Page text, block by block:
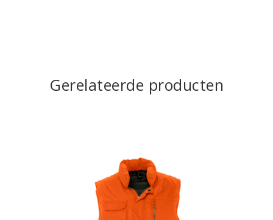
Gerelateerde producten